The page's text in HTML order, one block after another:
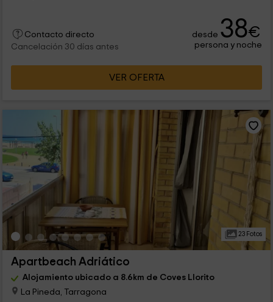
Contacto directo
Cancelación 30 días antes
desde 38€
persona y noche
VER OFERTA
23 Fotos
Apartbeach Adriático
Alojamiento ubicado a 8.6km de Coves Llorito
La Pineda, Tarragona